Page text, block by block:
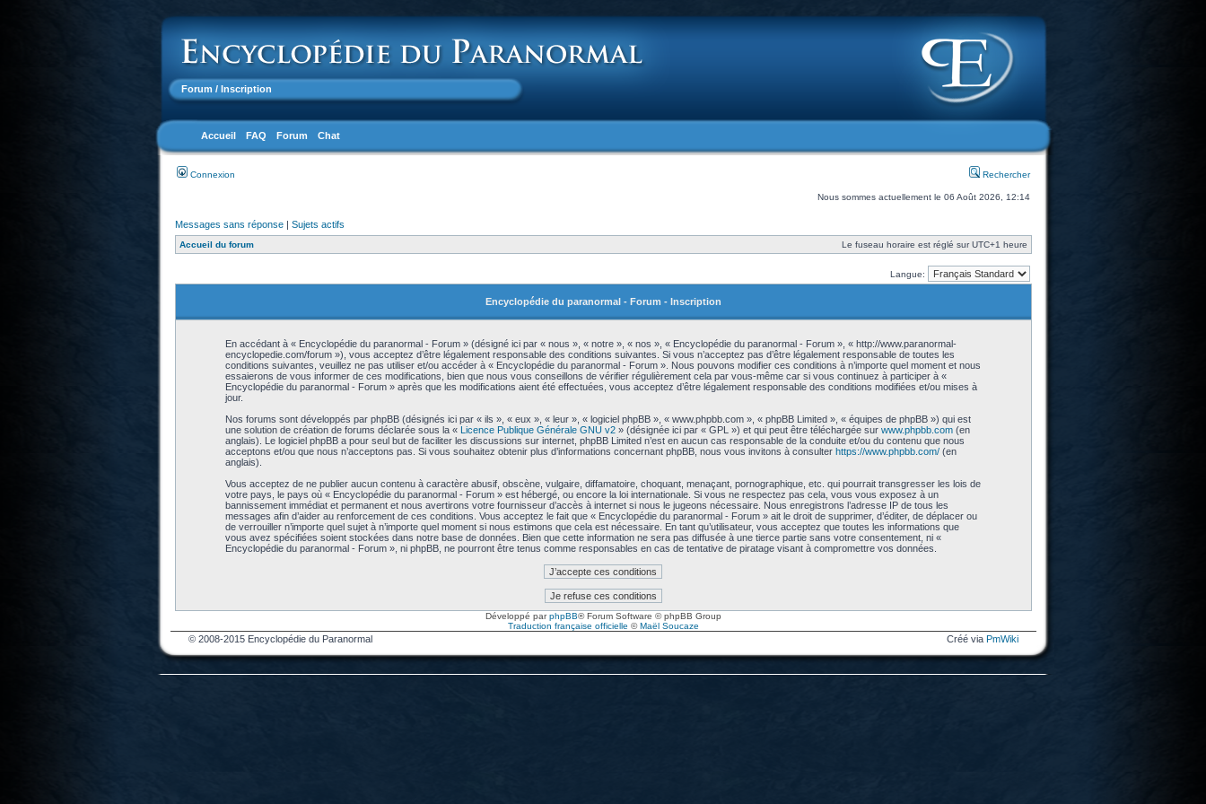
Forum / Inscription
Accueil FAQ Forum Chat
Connexion Rechercher
Nous sommes actuellement le 06 Août 2026, 12:14
Messages sans réponse| Sujets actifs
Accueil du forum Le fuseau horaire est réglé sur UTC+1 heure
Langue:
Encyclopédie du paranormal - Forum - Inscription
En accédant à « Encyclopédie du paranormal - Forum » (désigné ici par « nous », « notre », « nos », « Encyclopédie du paranormal - Forum », « http://www.paranormal-
encyclopedie.com/forum »), vous acceptez d’être légalement responsable des conditions suivantes. Si vous n’acceptez pas d’être légalement responsable de toutes les
conditions suivantes, veuillez ne pas utiliser et/ou accéder à « Encyclopédie du paranormal - Forum ». Nous pouvons modifier ces conditions à n’importe quel moment et nous
essaierons de vous informer de ces modifications, bien que nous vous conseillons de vérifier régulièrement cela par vous-même car si vous continuez à participer à «
Encyclopédie du paranormal - Forum » après que les modifications aient été effectuées, vous acceptez d’être légalement responsable des conditions modifiées et/ou mises à
jour.
Nos forums sont développés par phpBB (désignés ici par « ils », « eux », « leur », « logiciel phpBB », « www.phpbb.com », « phpBB Limited », « équipes de phpBB ») qui est
une solution de création de forums déclarée sous la « Licence Publique Générale GNU v2 » (désignée ici par « GPL ») et qui peut être téléchargée sur www.phpbb.com (en
anglais). Le logiciel phpBB a pour seul but de faciliter les discussions sur internet, phpBB Limited n’est en aucun cas responsable de la conduite et/ou du contenu que nous
acceptons et/ou que nous n’acceptons pas. Si vous souhaitez obtenir plus d’informations concernant phpBB, nous vous invitons à consulter https://www.phpbb.com/ (en
anglais).
Vous acceptez de ne publier aucun contenu à caractère abusif, obscène, vulgaire, diffamatoire, choquant, menaçant, pornographique, etc. qui pourrait transgresser les lois de
votre pays, le pays où « Encyclopédie du paranormal - Forum » est hébergé, ou encore la loi internationale. Si vous ne respectez pas cela, vous vous exposez à un
bannissement immédiat et permanent et nous avertirons votre fournisseur d’accès à internet si nous le jugeons nécessaire. Nous enregistrons l’adresse IP de tous les
messages afin d’aider au renforcement de ces conditions. Vous acceptez le fait que « Encyclopédie du paranormal - Forum » ait le droit de supprimer, d’éditer, de déplacer ou
de verrouiller n’importe quel sujet à n’importe quel moment si nous estimons que cela est nécessaire. En tant qu’utilisateur, vous acceptez que toutes les informations que
vous avez spécifiées soient stockées dans notre base de données. Bien que cette information ne sera pas diffusée à une tierce partie sans votre consentement, ni «
Encyclopédie du paranormal - Forum », ni phpBB, ne pourront être tenus comme responsables en cas de tentative de piratage visant à compromettre vos données.
Développé parphpBB® Forum Software © phpBB Group
Traduction française officielle ©Maël Soucaze
© 2008-2015 Encyclopédie du Paranormal Créé via PmWiki